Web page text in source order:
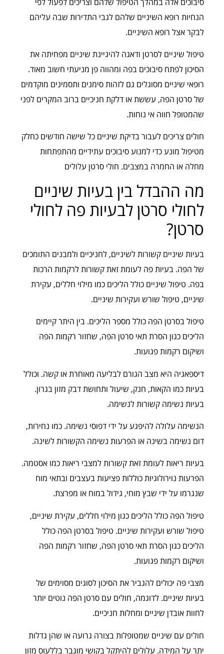
הנחיות רופא השיניים שלהם לגבי התדירות שבה עליהם
לבקר אצל רופא השיניים.
טיפול שיניים לסרטן ודאגה להיגיינת שיניים מפחיתה את
הסיכון לפתח סיבוכים בפה ומהווה פן מניעתי חשוב מאוד.
רופאי שיניים מסוגלים גם לזהות סימנים ותסמינים מוקדמים
של סרטן הפה, עששת או דלקת חניכיים ברוב המקרים לפני
שהמטופל חווה אי נוחות.
חולים צריכים לעבור בדיקת שיניים כל שישה חודשים כחלק
מטיפול מונע כדי למנוע סיבוכים עתידיים מהתפתחות
מחלה או החמרה במצבים. חולי סרטן עלולים
מה ההבדל בין בעיות שיניים
לחולי סרטן לבעיות פה לחולי
סרטן?
בעיות שיניים קשורות לשיניים, לחניכיים ולמבנים התומכים
של הפה. בעיות פה לעומת זאת קשורות לרקמות הרכות
בפה. טיפול שיניים כולל הליכים כמו מילוי חללים, עקירת
שיניים, טיפול שורש ועקירות שיניים.
טיפול בסרטן הפה כולל מספר הליכים. בין היתר קיימים
הליכים כגון הסרת תאי סרטן הפה, שחזור רקמות הפה
ושיקום רקמות פגועות.
דיספאגיה היא מצב הגורם לבליעה מאוחרת או קשה. וכולל
בעיות כמו הקאות, חנק, שיעול ותחושת דבק מזון בגרון.
בעיות נשימה קשורות לנשימה.
הנשימה עלולה להיפגע על ידי דפוסי נשימה. כמו נחירות,
דום נשימה בשינה או הפרעות נשימה הקשורות לשינה.
בעיות ריאות לעומת זאת קשורות למצבי ריאות כמו אסטמה.
הפרעות נוירולוגיות כוללות פציעות בעצבים ובתאי מוח
שנגרמו על ידי שבץ מוחי, גידול במוח או מפרצת.
טיפול הפה כולל הליכים כגון מילוי חללים, עקירת שיניים,
טיפול שורש ועקירות שיניים. טיפול בסרטן הפה כולל
הליכים כגון הסרת תאי סרטן הפה, שחזור רקמות הפה
ושיקום רקמות פגועות.
מצבי פה יכולים להגביר את הסיכון לסוגים מסוימים של
בעיות שיניים. לדוגמה, חולים עם סרטן הפה נוטים יותר
לחוות אובדן שיניים ומחלות חניכיים.
חולים עם שיניים שמטופלות בצורה גרועה או שהן גדלות
יתר על המידה. עלולים להיתקל בקושי מוגבר בללעוס מזון